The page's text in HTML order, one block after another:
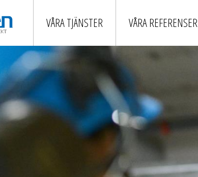
VÅRA TJÄNSTER VÅRA REFERENSER